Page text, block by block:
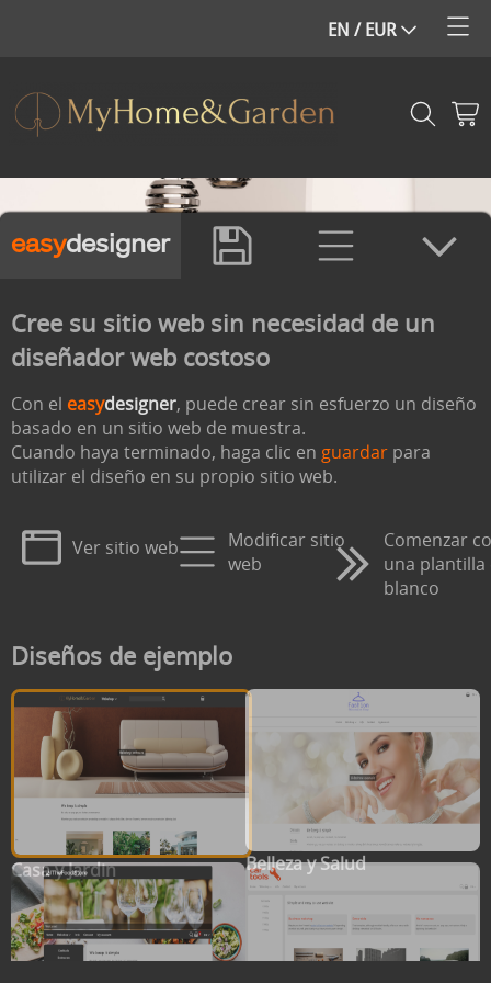
easydesigner
Cree su sitio web sin necesidad de un
diseñador web costoso
Con el easydesigner, puede crear sin esfuerzo un diseño
basado en un sitio web de muestra.
Cuando haya terminado, haga clic en guardar para
utilizar el diseño en su propio sitio web.
Ver sitio web
Modificar sitio
web
Comenzar
una plantilla
blanco
Diseños de ejemplo
Casa y Jardin Belleza y Salud